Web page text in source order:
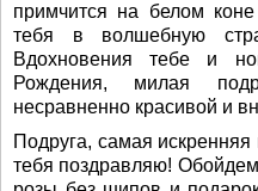
примчится на белом
тебя в волшебную
Вдохновения тебе и
Рождения, милая
несравненно красивой и
Подруга, самая
тебя поздравляю!